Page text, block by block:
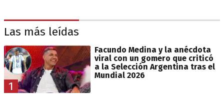
Las más leídas
1
Facundo Medina y la anécdota
viral con un gomero que criticó
a la Selección Argentina tras el
Mundial 2026